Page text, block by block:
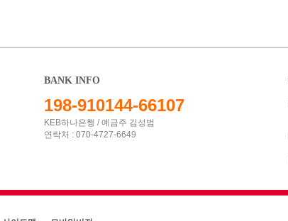
BANK INFO
198-910144-66107
KEB하나은행 / 예금주 김성범
연락처 : 070-4727-6649